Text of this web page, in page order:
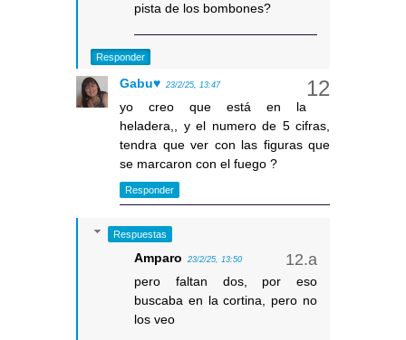
pista de los bombones?
Responder
Gabu♥ 23/2/25, 13:47
yo creo que está en la
heladera,, y el numero de 5 cifras,
tendra que ver con las figuras que
se marcaron con el fuego ?
Responder
Respuestas
Amparo 23/2/25, 13:50
pero faltan dos, por eso
buscaba en la cortina, pero no
los veo